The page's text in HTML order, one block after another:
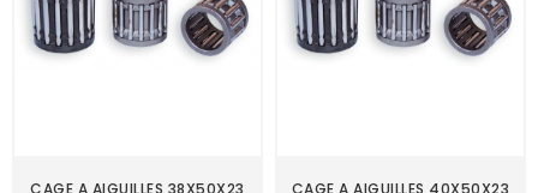
CAGE A AIGUILLES 38X50X23 CAGE A AIGUILLES 40X50X23